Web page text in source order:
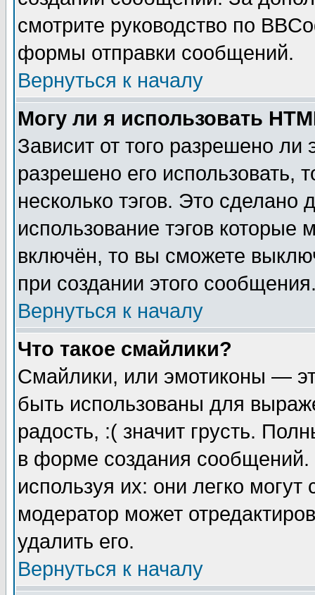
смотрите руководство по
формы отправки сообщений.
Вернуться к началу
Могу ли я использовать
Зависит от того разрешено
разрешено его использовать,
несколько тэгов. Это сделано
использование тэгов
включён, то вы сможете
при создании этого
Вернуться к началу
Что такое смайлики?
Смайлики, или эмотиконы —
быть использованы для
радость, :( значит грусть.
в форме создания сообщений.
используя их: они легко
модератор может
удалить его.
Вернуться к началу